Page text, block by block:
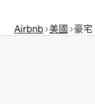
Airbnb 美國 豪宅